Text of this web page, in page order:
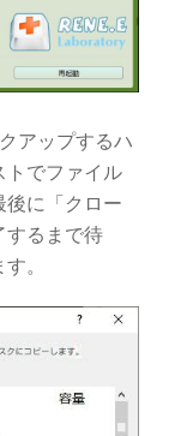
アップするハ
トでファイル
後に「クロー
するまで待
。